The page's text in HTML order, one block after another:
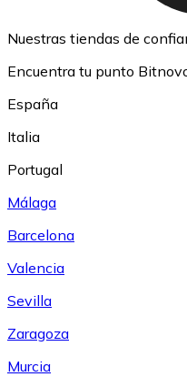
Nuestras tiendas de
Encuentra tu punto
España
Italia
Portugal
Málaga
Barcelona
Valencia
Sevilla
Zaragoza
Murcia